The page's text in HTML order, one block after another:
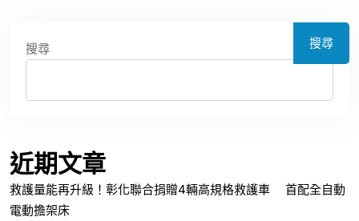
搜尋 搜尋
近期文章
救護量能再升級！彰化聯合捐贈4輛高規格救護車 首配全自動
電動擔架床